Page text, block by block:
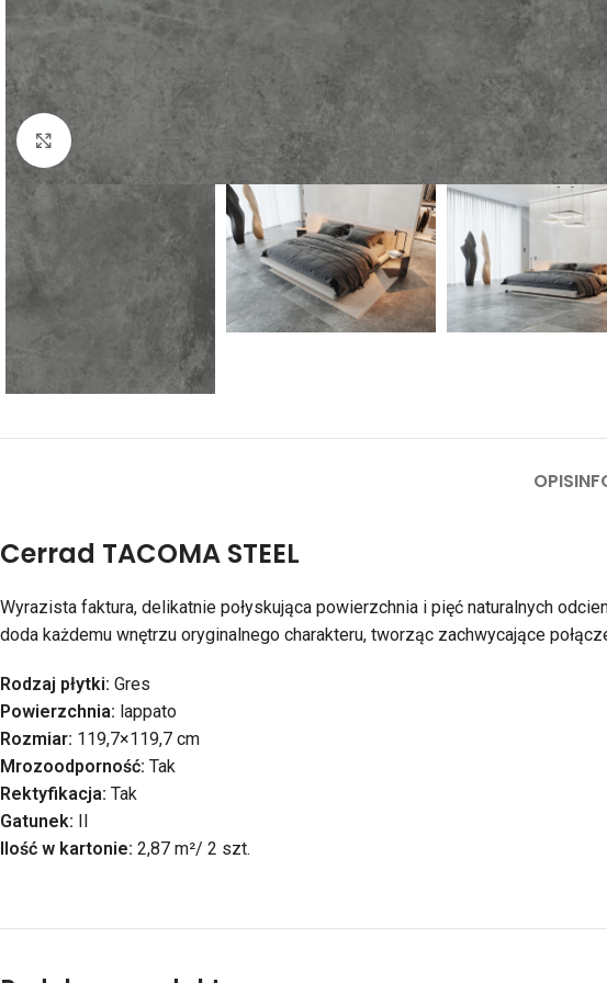
OPIS
Cerrad TACOMA STEEL
Wyrazista faktura, delikatnie połyskująca powierzchnia i pięć naturalnych
doda każdemu wnętrzu oryginalnego charakteru, tworząc zachwycające
Rodzaj płytki: Gres
Powierzchnia: lappato
Rozmiar: 119,7×119,7 cm
Mrozoodporność: Tak
Rektyfikacja: Tak
Gatunek: II
Ilość w kartonie: 2,87 m²/ 2 szt.